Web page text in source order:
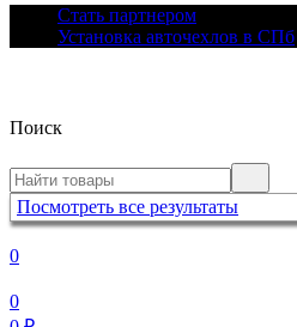
Стать партнером
Установка авточехлов в СПб
Поиск
Посмотреть все результаты
0
0